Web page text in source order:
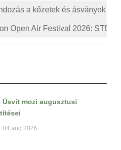
a kőzetek és ásványok
Open Air Festival 2026:
Úsvit mozi augusztusi
04 aug 2026